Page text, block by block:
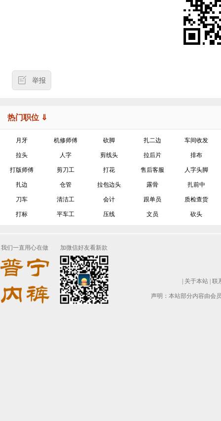
举报
热门职位 ⇓
月牙 机修师傅 砍脚 扎二边 车间收发
拉头 人字 剪线头 拉后片 排布
打版师傅 剪刀工 打花 售后客服 人字头脚
扎边 仓管 拉包边头 露骨 扎前中
刀车 清洁工 会计 跟单员 质检查货
打标 平车工 压线 文员 砍头
关于本站 联
声明：本站部分内容由会
我们一直用心在做 加微信好友看新款